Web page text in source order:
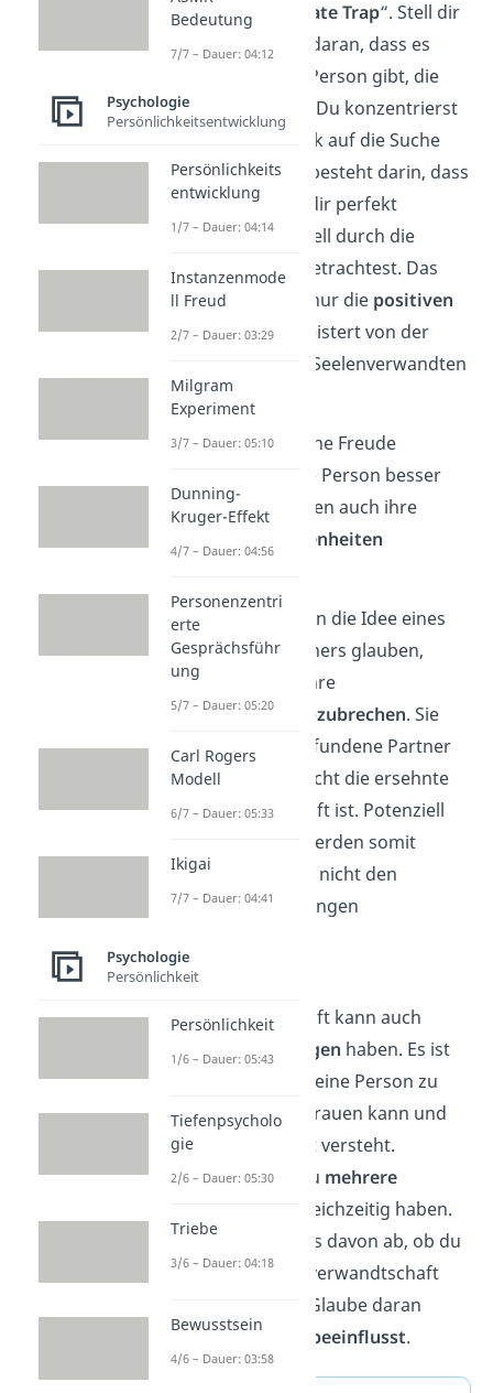
sogenannte „
Soulmate Trap“. Stell dir
vor, du glaubst fest daran, dass es
diese eine spezielle Person gibt, die
perfekt zu dir passt. Du konzentrierst
dich somit auch stark auf die Suche
danach. Die Gefahr besteht darin, dass
du eine Person, die dir perfekt
erscheint, sehr schnell durch die
„
rosaroten Brille
“ betrachtest. Das
bedeutet, du siehst nur die positiven
Seitenund bist begeistert von der
Vorstellung, deinen Seelenverwandten
gefunden zu haben.
Sobald die anfängliche Freude
nachlässt und du die Person besser
kennenlernst, könnten auch ihre
Schwächen und Eigenheiten
Menschen, die fest an die Idee eines
einzigen Seelenpartners glauben,
neigen dann dazu, ihre
Beziehungsofort abzubrechen. Sie
denken, dass der gefundene Partner
oder Freund doch nicht die ersehnte
Seelenverwandtschaft ist. Potenziell
gute Beziehungen werden somit
aufgegeben, weil sie nicht den
überhöhten Erwartungen
Aber der Glaube an
Seelenverwandtschaft kann auch
positive Auswirkungen haben. Es ist
immer bereichernd, eine Person zu
haben, der man vertrauen kann und
mit der man sich gut versteht.
Außerdem kannst du mehrere
gleichzeitig haben.
Letztendlich hängt es davon ab, ob du
selbst an die Seelenverwandtschaft
glaubst und ob der Glaube daran
deineBeziehungen beeinflusst.
Bedeutung
7/7 – Dauer: 04:12
Psychologie
Persönlichkeitsentwicklung
Persönlichkeits
entwicklung
1/7 – Dauer: 04:14
Instanzenmode
ll Freud
2/7 – Dauer: 03:29
Milgram
Experiment
3/7 – Dauer: 05:10
Dunning-
Kruger-Effekt
4/7 – Dauer: 04:56
Personenzentri
erte
Gesprächsführ
ung
5/7 – Dauer: 05:20
Carl Rogers
Modell
6/7 – Dauer: 05:33
Ikigai
7/7 – Dauer: 04:41
Psychologie
Persönlichkeit
Persönlichkeit
1/6 – Dauer: 05:43
Tiefenpsycholo
gie
2/6 – Dauer: 05:30
Triebe
3/6 – Dauer: 04:18
Bewusstsein
4/6 – Dauer: 03:58